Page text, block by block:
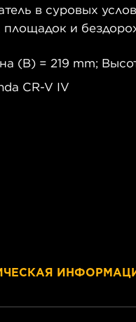
в суровых
площадок и
(B) = 219 mm;
CR-V IV